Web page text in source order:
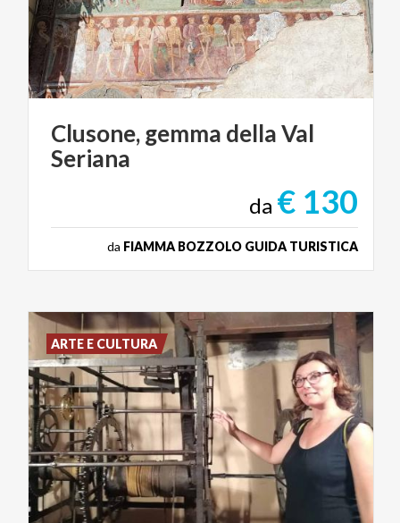
Clusone,gemma dellaVal
Seriana
da € 130
da FIAMMA BOZZOLO GUIDA TURISTICA
ARTE E CULTURA